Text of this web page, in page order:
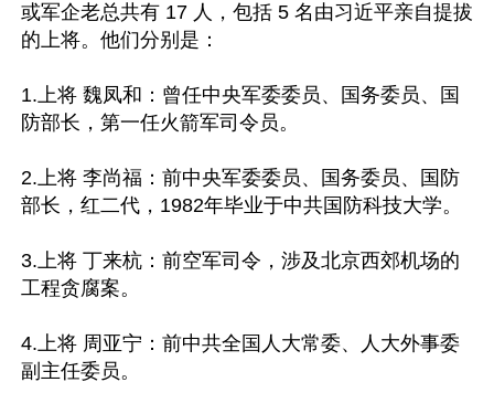
或军企老总共有 17 人，包括 5 名由习近平亲自提拔
的上将。他们分别是：
1.上将 魏凤和：曾任中央军委委员、国务委员、国
防部长，第一任火箭军司令员。
2.上将 李尚福：前中央军委委员、国务委员、国防
部长，红二代，1982年毕业于中共国防科技大学。
3.上将 丁来杭：前空军司令，涉及北京西郊机场的
工程贪腐案。
4.上将 周亚宁：前中共全国人大常委、人大外事委
副主任委员。